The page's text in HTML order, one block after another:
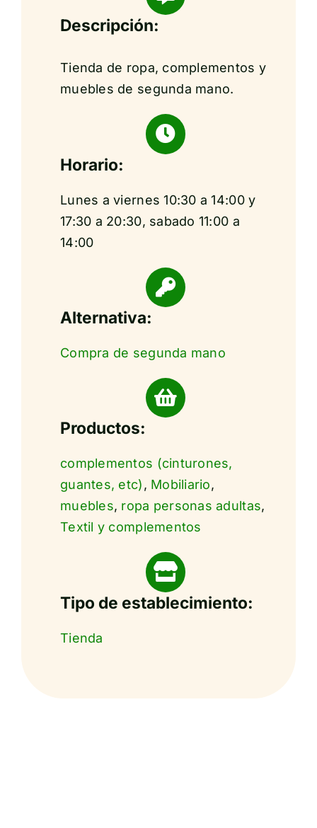
Descripción:
Tienda de ropa, complementos y
muebles de segunda mano.
Horario:
Lunes a viernes 10:30 a 14:00 y
17:30 a 20:30, sabado 11:00 a
14:00
Alternativa:
Compra de segunda mano
Productos:
complementos (cinturones,
guantes, etc), Mobiliario,
muebles, ropa personas adultas,
Textil y complementos
Tipo de establecimiento:
Tienda